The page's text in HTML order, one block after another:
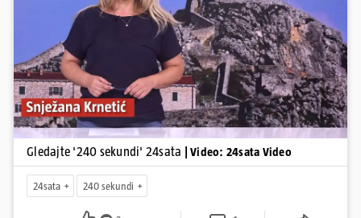
Pokretanje videa...
Gledajte '240 sekundi' 24sata | Video: 24sata Video
24sata 240 sekundi